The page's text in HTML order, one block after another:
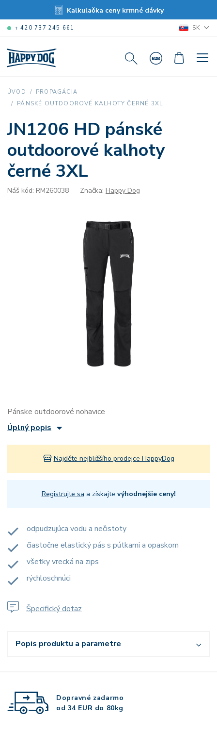
Kalkulačka ceny krmné dávky
+ 420 737 245 661 SK
ÚVOD PROPAGÁCIA
PÁNSKÉ OUTDOOROVÉ KALHOTY ČERNÉ 3XL
JN1206 HD pánské
outdoorové kalhoty
černé 3XL
Náš kód: RM260038 Značka: Happy Dog
Pánske outdoorové nohavice
Úplný popis
Najděte nejbližšího prodejce HappyDog
Registrujte sa a získajte výhodnejšie ceny!
odpudzujúca vodu a nečistoty
čiastočne elastický pás s pútkami a opaskom
všetky vrecká na zips
rýchloschnúci
Špecifický dotaz
Popis produktu a parametre
Dopravné zadarmo
od 34 EUR do 80kg